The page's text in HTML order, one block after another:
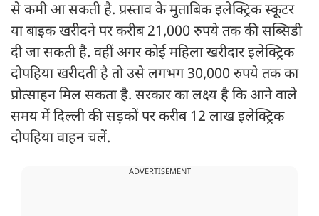
से कमी आ सकती है. प्रस्ताव के मुताबिक इलेक्ट्रिक स्कूटर
या बाइक खरीदने पर करीब 21,000 रुपये तक की सब्सिडी
दी जा सकती है. वहीं अगर कोई महिला खरीदार इलेक्ट्रिक
दोपहिया खरीदती है तो उसे लगभग 30,000 रुपये तक का
प्रोत्साहन मिल सकता है. सरकार का लक्ष्य है कि आने वाले
समय में दिल्ली की सड़कों पर करीब 12 लाख इलेक्ट्रिक
दोपहिया वाहन चलें.
ADVERTISEMENT